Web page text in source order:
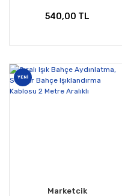
540,00 TL
YENİ
Marketcik